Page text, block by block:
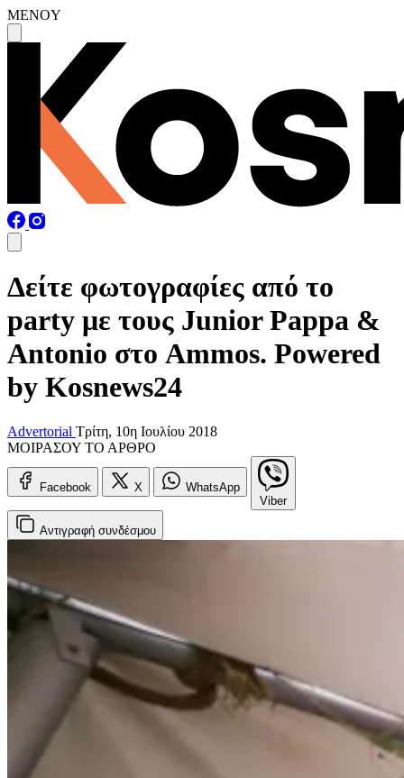
MENOY
Δείτε φωτογραφίες από το
party με τους Junior Pappa &
Antonio στο Ammos. Powered
by Kosnews24
Advertorial Τρίτη, 10η Ιουλίου 2018
ΜΟΙΡΑΣΟΥ ΤΟ ΑΡΘΡΟ
Facebook X
WhatsApp
Viber
Αντιγραφή συνδέσμου